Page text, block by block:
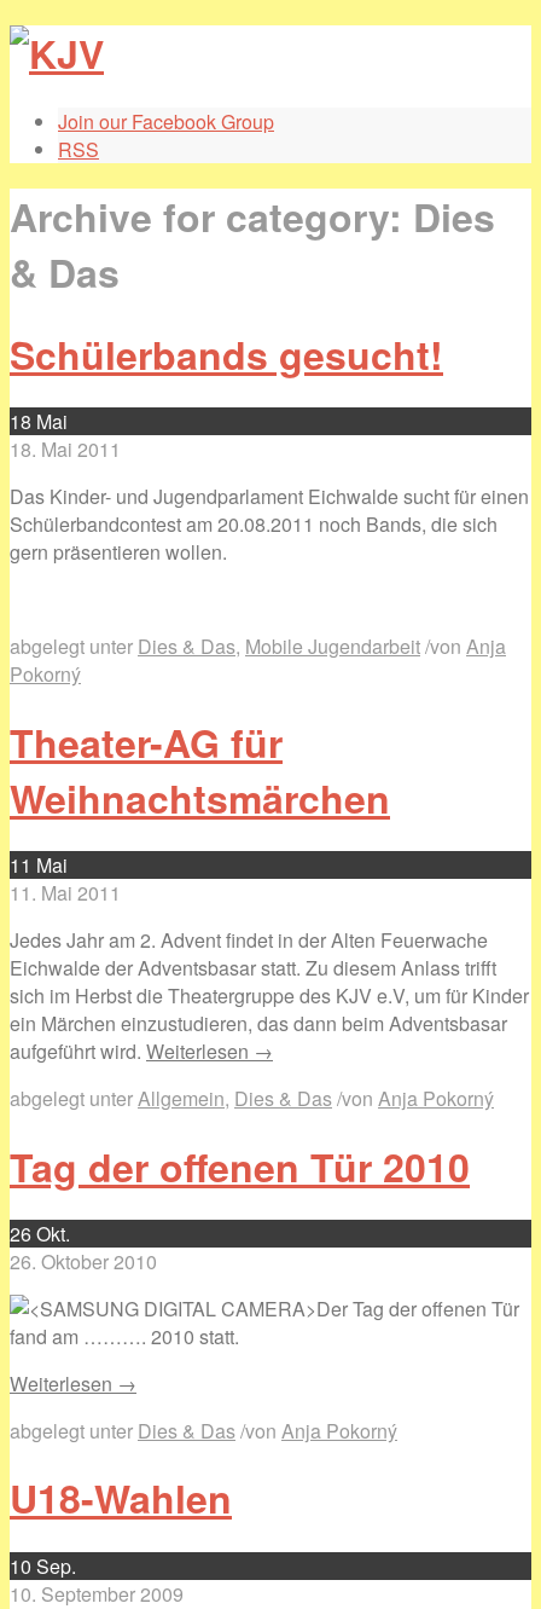
Join our Facebook Group
RSS
Archive for category: Dies
& Das
Schülerbands gesucht!
18 Mai
18. Mai 2011
Das Kinder- und Jugendparlament Eichwalde sucht für einen
Schülerbandcontest am 20.08.2011 noch Bands, die sich
gern präsentieren wollen.
abgelegt unter Dies & Das, Mobile Jugendarbeit/von Anja
Pokorný
Theater-AG für
Weihnachtsmärchen
11 Mai
11. Mai 2011
Jedes Jahr am 2. Advent findet in der Alten Feuerwache
Eichwalde der Adventsbasar statt. Zu diesem Anlass trifft
sich im Herbst die Theatergruppe des KJV e.V, um für Kinder
ein Märchen einzustudieren, das dann beim Adventsbasar
aufgeführt wird. Weiterlesen →
abgelegt unterAllgemein, Dies & Das/von Anja Pokorný
Tag der offenen Tür 2010
26Okt.
26. Oktober 2010
Der Tag der offenen Tür
fand am ………. 2010 statt.
Weiterlesen →
abgelegt unter Dies & Das/von Anja Pokorný
U18-Wahlen
10 Sep.
10. September 2009